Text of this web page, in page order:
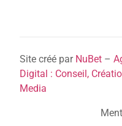
Site créé par NuBet –
Digital : Conseil,
Media